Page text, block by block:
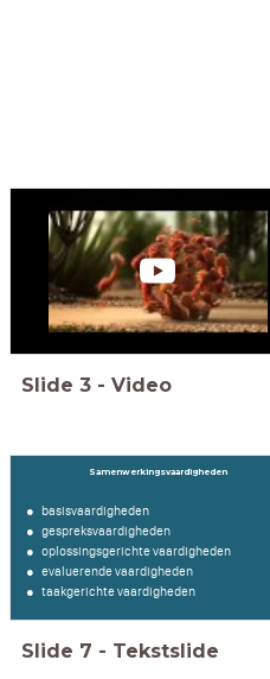
Slide 3 - Video
Samenwerkingsvaardigheden
basisvaardigheden
gespreksvaardigheden
oplossingsgerichte vaardigheden
evaluerende vaardigheden
taakgerichte vaardigheden
Slide 7 - Tekstslide